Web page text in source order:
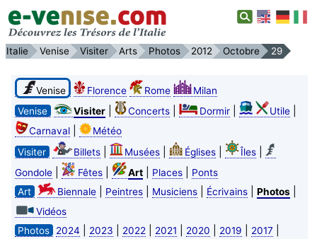
Italie Venise Visiter Arts Photos 2012 Octobre 29
Venise Florence Rome
Milan
Venise
Visiter| Concerts| Dormir| Utile|
Carnaval|
Météo
Visiter
Billets| Musées| Églises| Îles|
Gondole| Fêtes| Art| Places|
Ponts
Art
Biennale| Peintres| Musiciens| Écrivains| Photos|
Vidéos
Photos
2024 2023 2022 2021 2020 2019 2017